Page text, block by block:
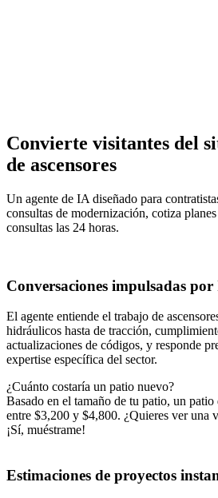
Convierte visitantes del
de ascensores
Un agente de IA diseñado para
consultas de modernización, cotiza
consultas las 24 horas.
Conversaciones impulsadas
El agente entiende el trabajo de
hidráulicos hasta de tracción,
actualizaciones de códigos, y responde
expertise específica del sector.
¿Cuánto costaría un patio nuevo?
Basado en el tamaño de tu patio, un patio
entre $3,200 y $4,800. ¿Quieres ver una
¡Sí, muéstrame!
Estimaciones de proyectos